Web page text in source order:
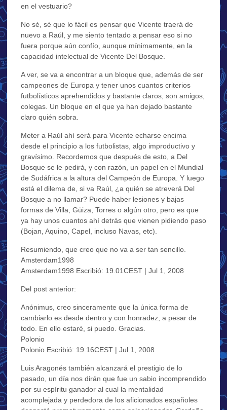
en el vestuario?
No sé, sé que lo fácil es pensar que Vicente traerá de
nuevo a Raúl, y me siento tentado a pensar eso si no
fuera porque aún confío, aunque mínimamente, en la
capacidad intelectual de Vicente Del Bosque.
A ver, se va a encontrar a un bloque que, además de ser
campeones de Europa y tener unos cuantos criterios
futbolísticos aprehendidos y bastante claros, son amigos,
colegas. Un bloque en el que ya han dejado bastante
claro quién sobra.
Meter a Raúl ahí será para Vicente echarse encima
desde el principio a los futbolistas, algo improductivo y
gravísimo. Recordemos que después de esto, a Del
Bosque se le pedirá, y con razón, un papel en el Mundial
de Sudáfrica a la altura del Campeón de Europa. Y luego
está el dilema de, si va Raúl, ¿a quién se atreverá Del
Bosque a no llamar? Puede haber lesiones y bajas
formas de Villa, Güiza, Torres o algún otro, pero es que
ya hay unos cuantos ahí detrás que vienen pidiendo paso
(Bojan, Aquino, Capel, incluso Navas, etc).
Resumiendo, que creo que no va a ser tan sencillo.
Amsterdam1998
Amsterdam1998 Escribió: 19.01CEST | Jul 1, 2008
Del post anterior:
Anónimus, creo sinceramente que la única forma de
cambiarlo es desde dentro y con honradez, a pesar de
todo. En ello estaré, si puedo. Gracias.
Polonio
Polonio Escribió: 19.16CEST | Jul 1, 2008
Luis Aragonés también alcanzará el prestigio de lo
pasado, un día nos dirán que fue un sabio incomprendido
por su espíritu ganador al cual la mentalidad
acomplejada y perdedora de los aficionados españoles